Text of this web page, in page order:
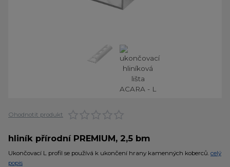
Ohodnotit produkt
hliník přírodní PREMIUM, 2,5 bm
Ukončovací L profil se používá k ukončení hrany kamenných koberců. celý
popis